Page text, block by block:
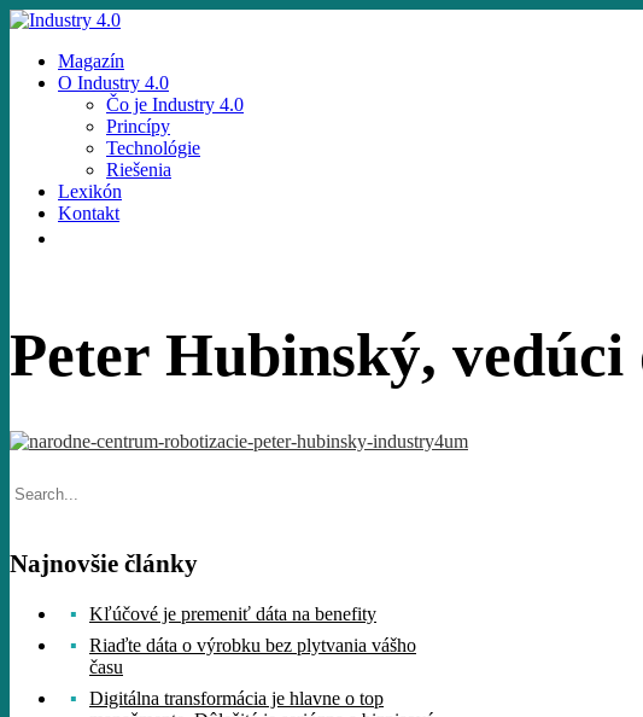
Skip
main
content
Menu
Magazín
O Industry 4.0
Čo je Industry 4.0
Princípy
Technológie
Riešenia
Lexikón
Kontakt
Peter Hubinský,
Najnovšie články
Kľúčové je premeniť dáta na benefity
Riaďte dáta o výrobku bez plytvania vášho
času
Digitálna transformácia je hlavne o top